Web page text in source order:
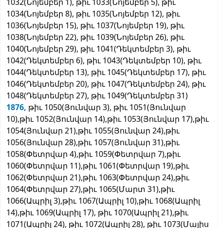
1032(Նոյեմբեր 1), թիւ 1033(Նոյեմբեր 5), թիւ
1034(Նոյեմբեր 8), թիւ 1035(Նոյեմբեր 12), թիւ
1036(Նոյեմբեր 15), թիւ 1037(Նոյեմբեր 19), թիւ
1038(Նոյեմբեր 22), թիւ 1039(Նոյեմբեր 26), թիւ
1040(Նոյեմբեր 29), թիւ 1041(Դեկտեմբեր 3), թիւ
1042(Դեկտեմբեր 6), թիւ 1043(Դեկտեմբեր 10), թիւ
1044(Դեկտեմբեր 13), թիւ 1045(Դեկտեմբեր 17), թիւ
1046(Դեկտեմբեր 20), թիւ 1047(Դեկտեմբեր 24), թիւ
1048(Դեկտեմբեր 27), թիւ 1049(Դեկտեմբեր 31)
1876, թիւ 1050(Յունվար 3), թիւ 1051(Յունվար
10),թիւ 1052(Յունվար 14),թիւ 1053(Յունվար 17),թիւ
1054(Յունվար 21),թիւ 1055(Յունվար 24),թիւ
1056(Յունվար 28),թիւ 1057(Յունվար 31),թիւ
1058(Փետրվար 4),թիւ 1059(Փետրվար 7),թիւ
1060(Փետրվար 11),թիւ 1061(Փետրվար 19),թիւ
1062(Փետրվար 21),թիւ 1063(Փետրվար 24),թիւ
1064(Փետրվար 27),թիւ 1065(Մարտ 31),թիւ
1066(Ապրիլ 3),թիւ 1067(Ապրիլ 10),թիւ 1068(Ապրիլ
14),թիւ 1069(Ապրիլ 17), թիւ 1070(Ապրիլ 21),թիւ
1071(Ապրիլ 24), թիւ 1072(Ապրիլ 28), թիւ 1073(Մայիս